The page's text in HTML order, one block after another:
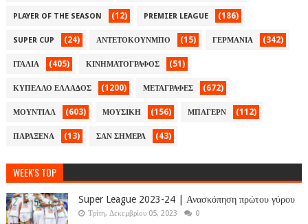
PLAYER OF THE SEASON (12) PREMIER LEAGUE (186)
SUPER CUP (24) ΑΝΤΕΤΟΚΟΥΝΜΠΟ (15) ΓΕΡΜΑΝΙΑ (342)
ΙΤΑΛΙΑ (405) ΚΙΝΗΜΑΤΟΓΡΑΦΟΣ (51)
ΚΥΠΕΛΛΟ ΕΛΛΑΔΟΣ (1200) ΜΕΤΑΓΡΑΦΕΣ (672)
ΜΟΥΝΤΙΑΛ (603) ΜΟΥΣΙΚΗ (156) ΜΠΑΓΕΡΝ (112)
ΠΑΡΑΞΕΝΑ (13) ΣΑΝ ΣΗΜΕΡΑ (43)
WEEK'S TOP
Super League 2023-24 | Ανασκόπηση πρώτου γύρου
Τρίτη, Δεκεμβρίου 05, 2023 0